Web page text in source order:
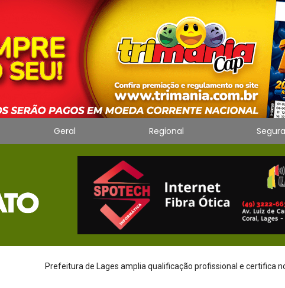
Geral Regional
amplia qualificação profissional e certifica novas costureiras para